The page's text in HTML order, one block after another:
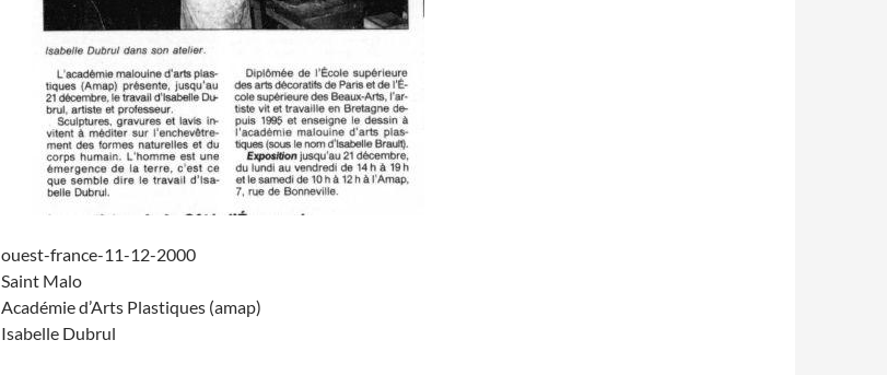
ouest-france-11-12-2000
Saint Malo
Académie d’Arts Plastiques (amap)
Isabelle Dubrul